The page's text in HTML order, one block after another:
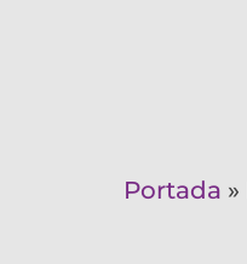
Portada »